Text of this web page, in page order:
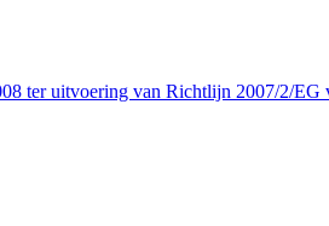
ter uitvoering van Richtlijn 2007/2/EG